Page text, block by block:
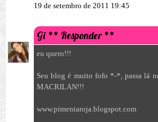
19 de setembro de 2011 19:45
Gi ** Responder **
eu quero!!!
Seu blog é muito fofo *-*, passa lá
MACRILAN!!!
www.pimentaroja.blogspot.com